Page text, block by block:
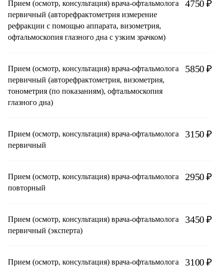
Прием (осмотр, консультация) врача-офтальмолога
первичный (авторефрактометрия измерение
рефракции с помощью аппарата, визометрия,
офтальмоскопия глазного дна с узким зрачком)
4750 ₽
Прием (осмотр, консультация) врача-офтальмолога
первичный (авторефрактометрия, визометрия,
тонометрия (по показаниям), офтальмоскопия
глазного дна)
5850 ₽
Прием (осмотр, консультация) врача-офтальмолога
первичный
3150 ₽
Прием (осмотр, консультация) врача-офтальмолога
повторный
2950 ₽
Прием (осмотр, консультация) врача-офтальмолога
первичный (эксперта)
3450 ₽
Прием (осмотр, консультация) врача-офтальмолога
3100 ₽